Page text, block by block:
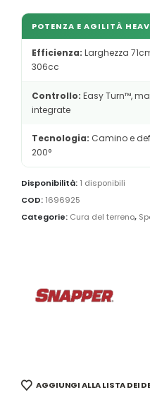
POTENZA E AGILITÀ
Efficienza: Larghezza
306cc
Controllo: Easy Turn™,
integrate
Tecnologia: Camino e
200°
Disponibilità: 1 disponibili
COD: 1696925
Categorie: Cura del terreno,
AGGIUNGI ALLA LISTA DEI